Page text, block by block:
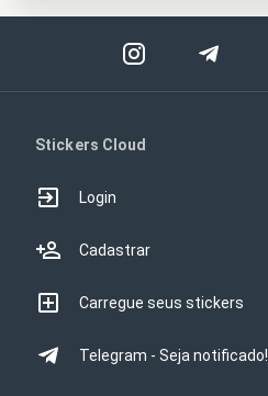
Stickers Cloud
Login
Cadastrar
Carregue seus stickers
Telegram - Seja notificado!